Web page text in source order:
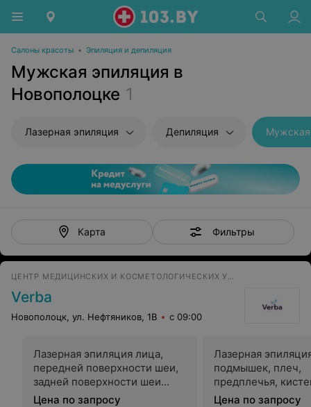
Салоны красоты • Эпиляция и депиляция
Мужская эпиляция в
Новополоцке 1
Лазерная эпиляция Депиляция Мужская
Карта Фильтры
ЦЕНТР МЕДИЦИНСКИХ И КОСМЕТОЛОГИЧЕСКИХ УСЛУГ
Verba
Новополоцк, ул. Нефтяников, 1В с 09:00
Лазерная эпиляция лица,
передней поверхности шеи,
задней поверхности шеи
мужчинам
Цена по запросу
Лазерная
подмышек, плеч,
предплечья,
мужчинам
Цена по запросу